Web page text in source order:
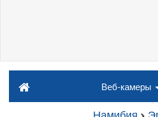
Веб-камеры